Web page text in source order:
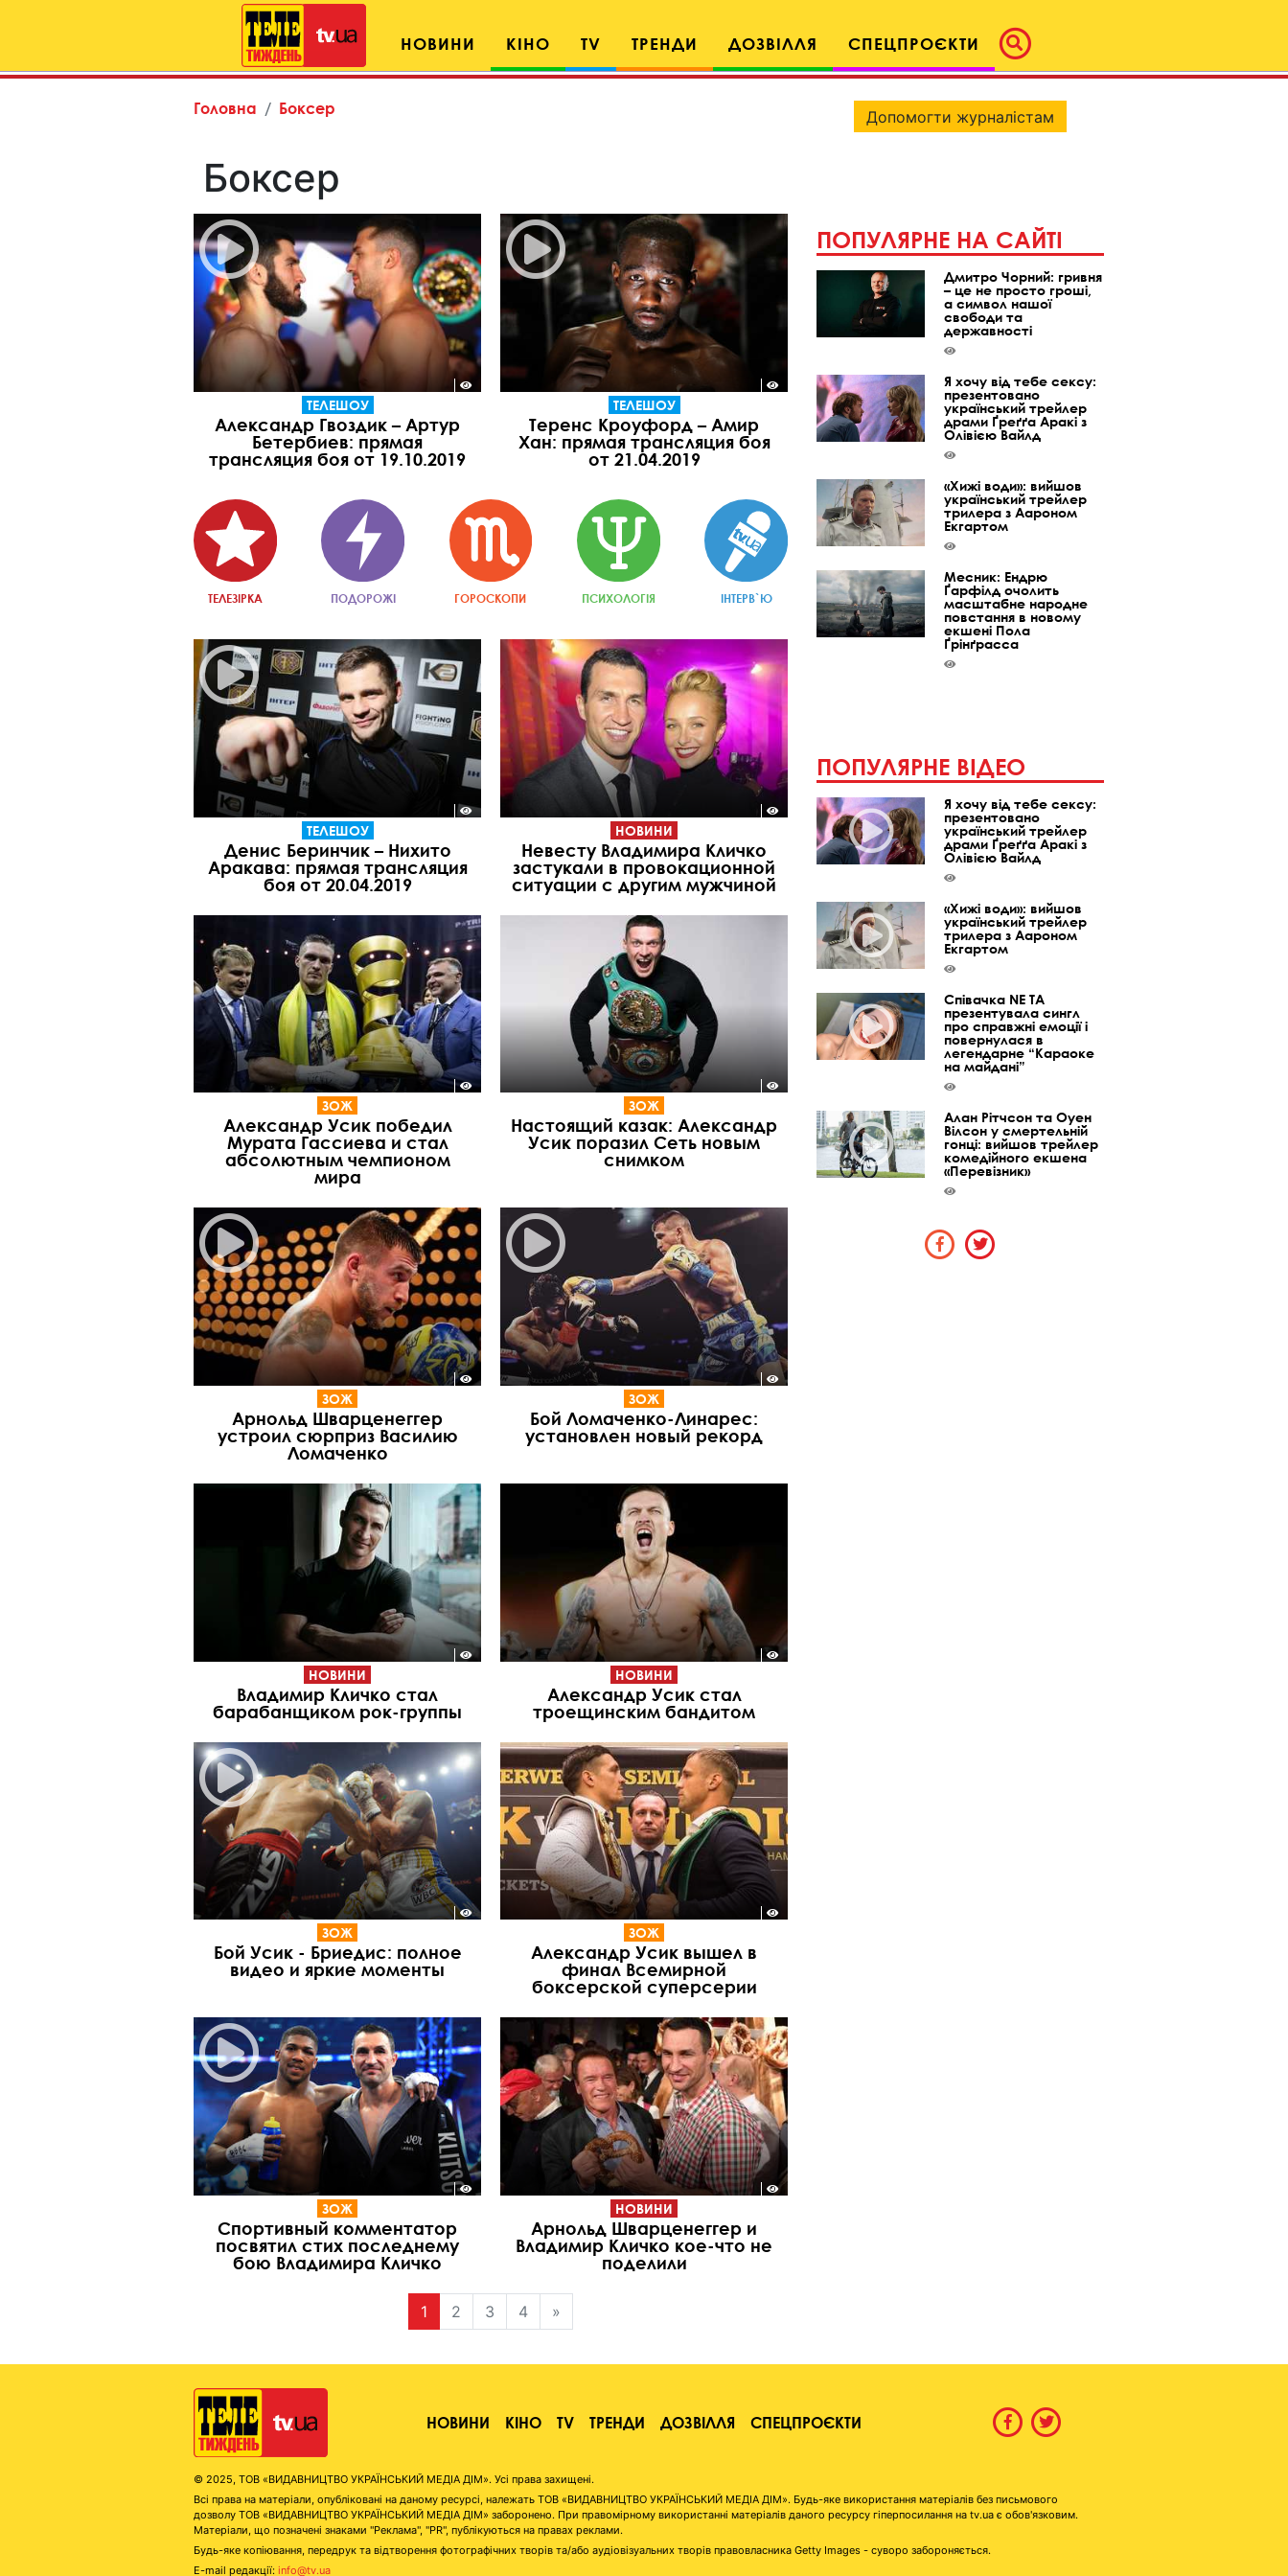
НОВИНИ КІНО TV ТРЕНДИ ДОЗВІЛЛЯ СПЕЦПРОЄКТИ
Головна Боксер
Боксер
ТЕЛЕШОУ
Александр Гвоздик – Артур
Бетербиев: прямая
трансляция боя от 19.10.2019
ТЕЛЕШОУ
Теренс Кроуфорд – Амир
Хан: прямая трансляция боя
от 21.04.2019
ТЕЛЕЗІРКА ПОДОРОЖІ ГОРОСКОПИ ПСИХОЛОГІЯ ІНТЕРВ`Ю
ТЕЛЕШОУ
Денис Беринчик – Нихито
Аракава: прямая трансляция
боя от 20.04.2019
НОВИНИ
Невесту Владимира Кличко
застукали в провокационной
ситуации с другим мужчиной
ЗОЖ
Александр Усик победил
Мурата Гассиева и стал
абсолютным чемпионом
мира
ЗОЖ
Настоящий казак: Александр
Усик поразил Сеть новым
снимком
ЗОЖ
Арнольд Шварценеггер
устроил сюрприз Василию
Ломаченко
ЗОЖ
Бой Ломаченко-Линарес:
установлен новый рекорд
НОВИНИ
Владимир Кличко стал
барабанщиком рок-группы
НОВИНИ
Александр Усик стал
троещинским бандитом
ЗОЖ
Бой Усик - Бриедис: полное
видео и яркие моменты
ЗОЖ
Александр Усик вышел в
финал Всемирной
боксерской суперсерии
ЗОЖ
Спортивный комментатор
посвятил стих последнему
бою Владимира Кличко
НОВИНИ
Арнольд Шварценеггер и
Владимир Кличко кое-что не
поделили
1 2 3 4 »
Допомогти журналістам
ПОПУЛЯРНЕ НА САЙТІ
Дмитро Чорний: гривня
– це не просто гроші,
а символ нашої
свободи та
державності
Я хочу від тебе сексу:
презентовано
український трейлер
драми Ґреґґа Аракі з
Олівією Вайлд
«Хижі води»: вийшов
український трейлер
трилера з Аароном
Екгартом
Месник: Ендрю
Ґарфілд очолить
масштабне народне
повстання в новому
екшені Пола
Ґрінґрасса
ПОПУЛЯРНЕ ВІДЕО
Я хочу від тебе сексу:
презентовано
український трейлер
драми Ґреґґа Аракі з
Олівією Вайлд
«Хижі води»: вийшов
український трейлер
трилера з Аароном
Екгартом
Співачка NE TA
презентувала сингл
про справжні емоції і
повернулася в
легендарне “Караоке
на майдані”
Алан Рітчсон та Оуен
Вілсон у смертельній
гонці: вийшов трейлер
комедійного екшена
«Перевізник»
НОВИНИ КІНО TV ТРЕНДИ ДОЗВІЛЛЯ СПЕЦПРОЄКТИ
© 2025, ТОВ «ВИДАВНИЦТВО УКРАЇНСЬКИЙ МЕДІА ДІМ». Усі права захищені.
Всі права на матеріали, опубліковані на даному ресурсі, належать ТОВ «ВИДАВНИЦТВО УКРАЇНСЬКИЙ МЕДІА ДІМ». Будь-яке використання матеріалів без письмового
дозволу ТОВ «ВИДАВНИЦТВО УКРАЇНСЬКИЙ МЕДІА ДІМ» заборонено. При правомірному використанні матеріалів даного ресурсу гіперпосилання на tv.ua є обов'язковим.
Матеріали, що позначені знаками "Реклама", "PR", публікуються на правах реклами.
Будь-яке копіювання, передрук та відтворення фотографічних творів та/або аудіовізуальних творів правовласника Getty Images - суворо забороняється.
E-mail редакції: info@tv.ua